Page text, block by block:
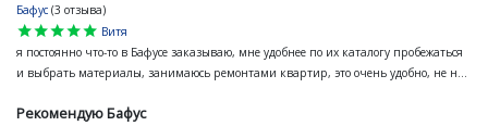
Бафус (3 отзыва)
star
star
star
star
star
Витя
я постоянно что-то в Бафусе заказываю, мне удобнее по их каталогу пробежаться
и выбрать материалы, занимаюсь ремонтами квартир, это очень удобно, не н...
Рекомендую Бафус